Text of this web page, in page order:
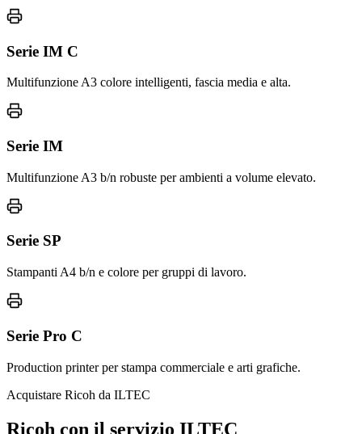
Serie IM C
Multifunzione A3 colore intelligenti, fascia media e alta.
Serie IM
Multifunzione A3 b/n robuste per ambienti a volume elevato.
Serie SP
Stampanti A4 b/n e colore per gruppi di lavoro.
Serie Pro C
Production printer per stampa commerciale e arti grafiche.
Acquistare Ricoh da ILTEC
Ricoh con il servizio ILTEC